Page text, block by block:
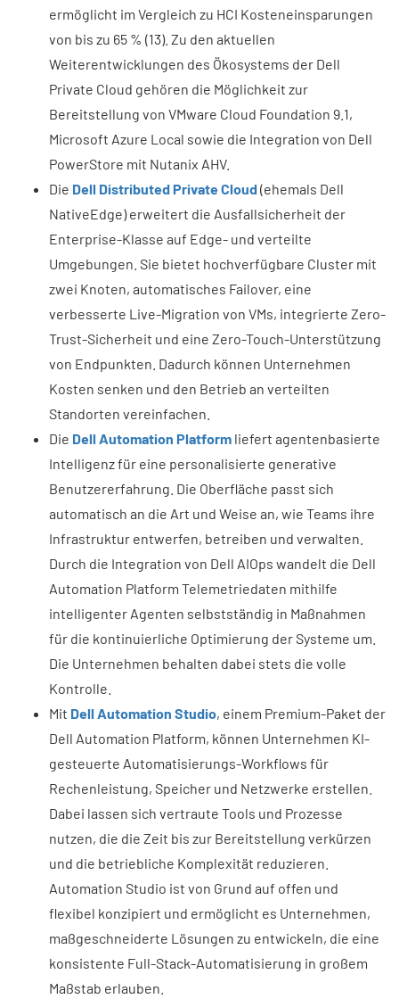
ermöglicht im Vergleich zu HCI Kosteneinsparungen
von bis zu 65 % (13). Zu den aktuellen
Weiterentwicklungen des Ökosystems der Dell
Private Cloud gehören die Möglichkeit zur
Bereitstellung von VMware Cloud Foundation 9.1,
Microsoft Azure Local sowie die Integration von Dell
PowerStore mit Nutanix AHV.
Die Dell Distributed Private Cloud(ehemals Dell
NativeEdge) erweitert die Ausfallsicherheit der
Enterprise-Klasse auf Edge- und verteilte
Umgebungen. Sie bietet hochverfügbare Cluster mit
zwei Knoten, automatisches Failover, eine
verbesserte Live-Migration von VMs, integrierte Zero-
Trust-Sicherheit und eine Zero-Touch-Unterstützung
von Endpunkten. Dadurch können Unternehmen
Kosten senken und den Betrieb an verteilten
Standorten vereinfachen.
Die Dell Automation Platform liefert agentenbasierte
Intelligenz für eine personalisierte generative
Benutzererfahrung. Die Oberfläche passt sich
automatisch an die Art und Weise an, wie Teams ihre
Infrastruktur entwerfen, betreiben und verwalten.
Durch die Integration von Dell AIOps wandelt die Dell
Automation Platform Telemetriedaten mithilfe
intelligenter Agenten selbstständig in Maßnahmen
für die kontinuierliche Optimierung der Systeme um.
Die Unternehmen behalten dabei stets die volle
Kontrolle.
Mit Dell Automation Studio, einem Premium-Paket der
Dell Automation Platform, können Unternehmen KI-
gesteuerte Automatisierungs-Workflows für
Rechenleistung, Speicher und Netzwerke erstellen.
Dabei lassen sich vertraute Tools und Prozesse
nutzen, die die Zeit bis zur Bereitstellung verkürzen
und die betriebliche Komplexität reduzieren.
Automation Studio ist von Grund auf offen und
flexibel konzipiert und ermöglicht es Unternehmen,
maßgeschneiderte Lösungen zu entwickeln, die eine
konsistente Full-Stack-Automatisierung in großem
Maßstab erlauben.